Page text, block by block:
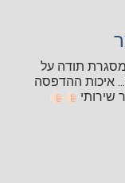
תודה על
איכות ההדפסה
שירותי